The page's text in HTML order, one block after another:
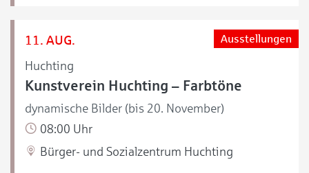
11. AUG.
Huchting
Ausstellungen
Kunstverein Huchting – Farbtöne
dynamische Bilder (bis 20. November)
08:00 Uhr
Bürger- und Sozialzentrum Huchting